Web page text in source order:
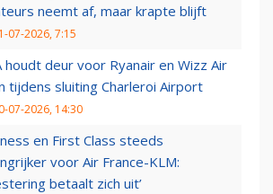
neemt af, maar krapte blijft
07-2026, 7:15
houdt deur voor Ryanair en Wizz Air
tijdens sluiting Charleroi Airport
07-2026, 14:30
en First Class steeds
voor Air France-KLM:
betaalt zich uit’